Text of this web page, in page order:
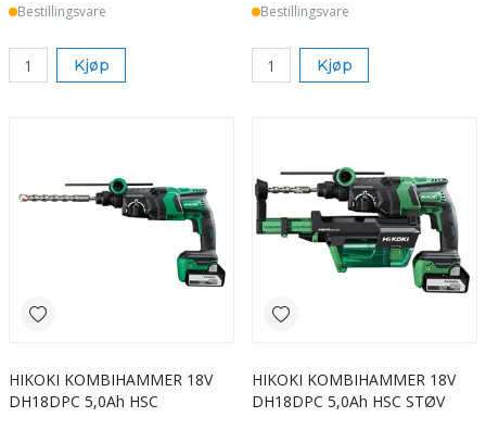
Bestillingsvare
Kjøp
Bestillingsvare
Kjøp
HIKOKI KOMBIHAMMER 18V
DH18DPC 5,0Ah HSC
HIKOKI KOMBIHAMMER 18V
DH18DPC 5,0Ah HSC STØV